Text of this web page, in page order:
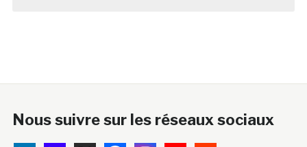
Nous suivre sur les réseaux sociaux